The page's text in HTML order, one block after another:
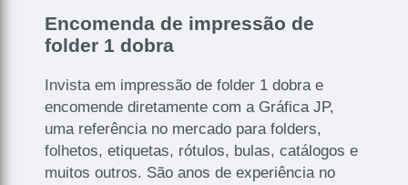
Encomenda de impressão de
folder 1 dobra
Invista em impressão de folder 1 dobra e
encomende diretamente com a Gráfica JP,
uma referência no mercado para folders,
folhetos, etiquetas, rótulos, bulas, catálogos e
muitos outros. São anos de experiência no